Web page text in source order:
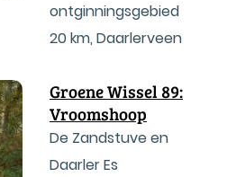
ontginningsgebied
20 km, Daarlerveen
Groene Wissel 89:
Vroomshoop
De Zandstuve en
Daarler Es